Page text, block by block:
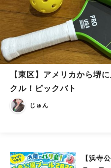
【東区】アメリカから堺
クル！ピックバト
じゅん
【浜寺